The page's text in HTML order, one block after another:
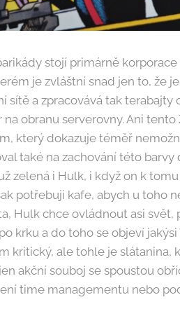
stojí primárně
je zvláštní snad jen to, že
sítě a zpracovává tak terabajty
obranu serverovny. Ani
který dokazuje téměř
také na zachování této
zelená i Hulk, i když on k
potřebuji kafe, abych u toho
Hulk chce ovládnout asi svět,
krku a do toho se objeví
kritický, ale tohle je slátanina,
akční souboj se spoustou
time managementu nebo